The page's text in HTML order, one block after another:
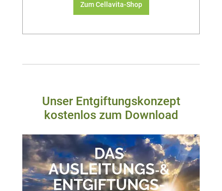
Zum Cellavita-Shop
Unser Entgiftungskonzept
kostenlos zum Download